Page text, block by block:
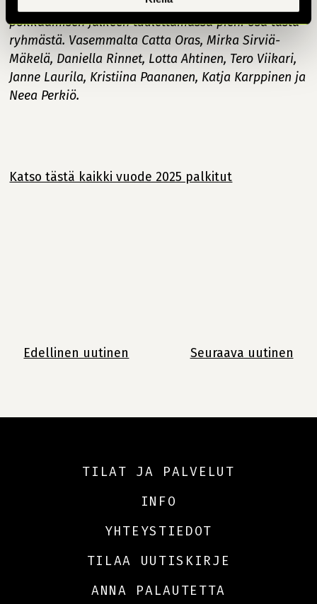
palkinnon mahdolliseksi – kuvassa pian pystin
pokkaamisen jälkeen tuulettamassa pieni osa tästä
ryhmästä. Vasemmalta Catta Oras, Mirka Sirviä-
Mäkelä, Daniella Rinnet, Lotta Ahtinen, Tero Viikari,
Janne Laurila, Kristiina Paananen, Katja Karppinen ja
Neea Perkiö.
Katso tästä kaikki vuode 2025 palkitut
Edellinen uutinen Seuraava uutinen
TILAT JA PALVELUT
INFO
YHTEYSTIEDOT
TILAA UUTISKIRJE
ANNA PALAUTETTA